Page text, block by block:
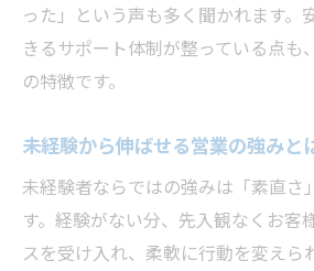
った」という声も多く聞かれます。
きるサポート体制が整っている点も
の特徴です。
未経験から伸ばせる営業の強みと
未経験者ならではの強みは「素直さ
す。経験がない分、先入観なくお客
スを受け入れ、柔軟に行動を変えら